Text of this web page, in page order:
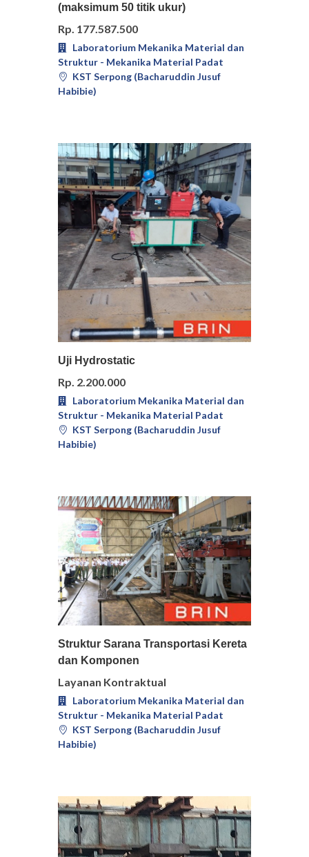
(maksimum 50 titik ukur)
Rp. 177.587.500
Laboratorium Mekanika Material dan
Struktur - Mekanika Material Padat
KST Serpong (Bacharuddin Jusuf
Habibie)
Pilih
Uji Hydrostatic
Rp. 2.200.000
Laboratorium Mekanika Material dan
Struktur - Mekanika Material Padat
KST Serpong (Bacharuddin Jusuf
Habibie)
Pilih Detail
Struktur Sarana Transportasi Kereta
dan Komponen
Layanan Kontraktual
Laboratorium Mekanika Material dan
Struktur - Mekanika Material Padat
KST Serpong (Bacharuddin Jusuf
Habibie)